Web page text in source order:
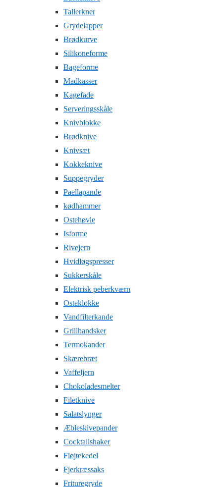
Tallerkner
Grydelapper
Brødkurve
Silikoneforme
Bageforme
Madkasser
Kagefade
Serveringsskåle
Knivblokke
Brødknive
Knivsæt
Kokkeknive
Suppegryder
Paellapande
kødhammer
Ostehøvle
Isforme
Rivejern
Hvidløgspresser
Sukkerskåle
Elektrisk peberkværn
Osteklokke
Vandfilterkande
Grillhandsker
Termokander
Skærebræt
Vaffeljern
Chokoladesmelter
Filetknive
Salatslynger
Æbleskivepander
Cocktailshaker
Fløjtekedel
Fjerkræssaks
Frituregryde